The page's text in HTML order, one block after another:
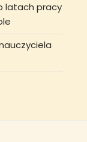
latach pracy